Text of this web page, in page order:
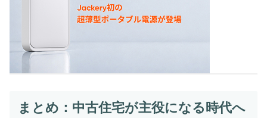
まとめ：中古住宅が主役になる時代へ